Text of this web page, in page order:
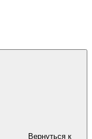
Вернуться к